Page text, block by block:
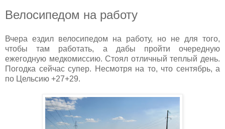
Велосипедом на работу
Вчера ездил велосипедом на работу, но не для того,
чтобы там работать, а дабы пройти очередную
ежегодную медкомиссию. Стоял отличный теплый день.
Погодка сейчас супер. Несмотря на то, что сентябрь, а
по Цельсию +27+29.